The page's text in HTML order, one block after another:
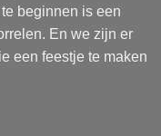
beginnen is een
En we zijn er
een feestje te maken